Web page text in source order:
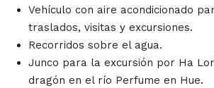
Vehículo con aire acondicionado
traslados, visitas y excursiones.
Recorridos sobre el agua.
Junco para la excursión por Ha
dragón en el río Perfume en Hue.